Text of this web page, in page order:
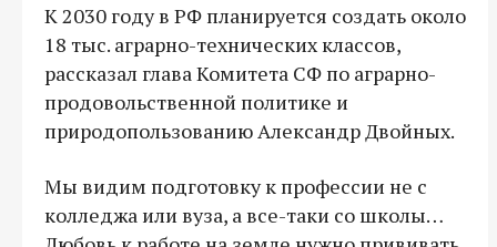
К 2030 году в РФ планируется создать около
18 тыс. аграрно-технических классов,
рассказал глава Комитета СФ по аграрно-
продовольственной политике и
природопользованию Александр Двойных.
Мы видим подготовку к профессии не с
колледжа или вуза, а все-таки со школы…